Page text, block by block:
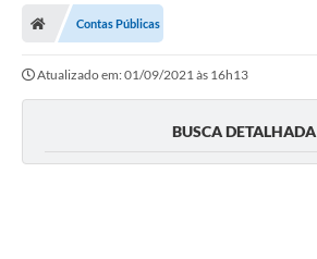
Contas Públicas
Atualizado em: 01/09/2021 às 16h13
BUSCA DETALHADA